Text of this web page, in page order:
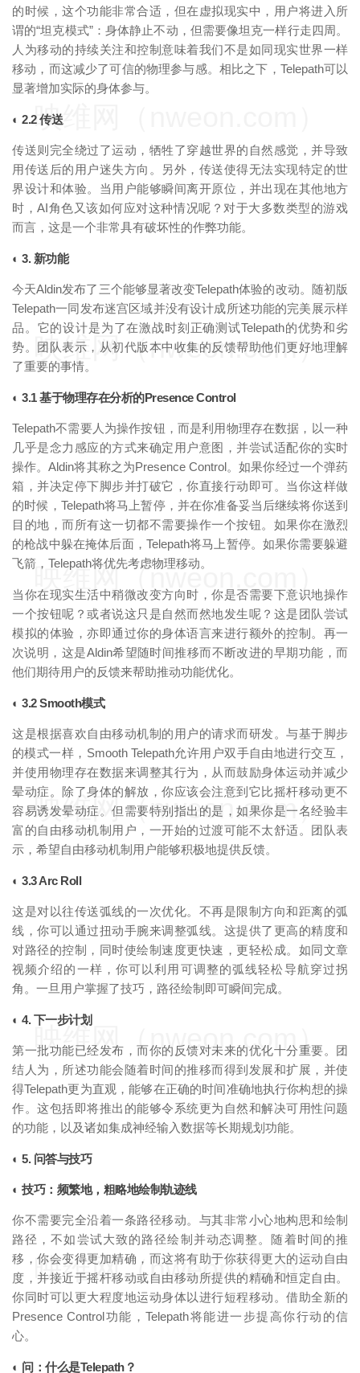
的时候，这个功能非常合适，但在虚拟现实中，用户将进入所
谓的“坦克模式”：身体静止不动，但需要像坦克一样行走四周。
人为移动的持续关注和控制意味着我们不是如同现实世界一样
移动，而这减少了可信的物理参与感。相比之下，Telepath可以
显著增加实际的身体参与。
◐ 2.2 传送
传送则完全绕过了运动，牺牲了穿越世界的自然感觉，并导致
用传送后的用户迷失方向。另外，传送使得无法实现特定的世
界设计和体验。当用户能够瞬间离开原位，并出现在其他地方
时，AI角色又该如何应对这种情况呢？对于大多数类型的游戏
而言，这是一个非常具有破坏性的作弊功能。
◐ 3. 新功能
今天Aldin发布了三个能够显著改变Telepath体验的改动。随初版
Telepath一同发布迷宫区域并没有设计成所述功能的完美展示样
品。它的设计是为了在激战时刻正确测试Telepath的优势和劣
势。团队表示，从初代版本中收集的反馈帮助他们更好地理解
了重要的事情。
◐ 3.1 基于物理存在分析的Presence Control
Telepath不需要人为操作按钮，而是利用物理存在数据，以一种
几乎是念力感应的方式来确定用户意图，并尝试适配你的实时
操作。Aldin将其称之为Presence Control。如果你经过一个弹药
箱，并决定停下脚步并打破它，你直接行动即可。当你这样做
的时候，Telepath将马上暂停，并在你准备妥当后继续将你送到
目的地，而所有这一切都不需要操作一个按钮。如果你在激烈
的枪战中躲在掩体后面，Telepath将马上暂停。如果你需要躲避
飞箭，Telepath将优先考虑物理移动。
当你在现实生活中稍微改变方向时，你是否需要下意识地操作
一个按钮呢？或者说这只是自然而然地发生呢？这是团队尝试
模拟的体验，亦即通过你的身体语言来进行额外的控制。再一
次说明，这是Aldin希望随时间推移而不断改进的早期功能，而
他们期待用户的反馈来帮助推动功能优化。
◐ 3.2 Smooth模式
这是根据喜欢自由移动机制的用户的请求而研发。与基于脚步
的模式一样，Smooth Telepath允许用户双手自由地进行交互，
并使用物理存在数据来调整其行为，从而鼓励身体运动并减少
晕动症。除了身体的解放，你应该会注意到它比摇杆移动更不
容易诱发晕动症。但需要特别指出的是，如果你是一名经验丰
富的自由移动机制用户，一开始的过渡可能不太舒适。团队表
示，希望自由移动机制用户能够积极地提供反馈。
◐ 3.3 Arc Roll
这是对以往传送弧线的一次优化。不再是限制方向和距离的弧
线，你可以通过扭动手腕来调整弧线。这提供了更高的精度和
对路径的控制，同时使绘制速度更快速，更轻松成。如同文章
视频介绍的一样，你可以利用可调整的弧线轻松导航穿过拐
角。一旦用户掌握了技巧，路径绘制即可瞬间完成。
◐ 4. 下一步计划
第一批功能已经发布，而你的反馈对未来的优化十分重要。团
结人为，所述功能会随着时间的推移而得到发展和扩展，并使
得Telepath更为直观，能够在正确的时间准确地执行你构想的操
作。这包括即将推出的能够令系统更为自然和解决可用性问题
的功能，以及诸如集成神经输入数据等长期规划功能。
◐ 5. 问答与技巧
◐ 技巧：频繁地，粗略地绘制轨迹线
你不需要完全沿着一条路径移动。与其非常小心地构思和绘制
路径，不如尝试大致的路径绘制并动态调整。随着时间的推
移，你会变得更加精确，而这将有助于你获得更大的运动自由
度，并接近于摇杆移动或自由移动所提供的精确和恒定自由。
你同时可以更大程度地运动身体以进行短程移动。借助全新的
Presence Control功能，Telepath将能进一步提高你行动的信
心。
◐ 问：什么是Telepath？
映维网（nweon.com）
映维网（nweon.com）
映维网（nweon.com）
映维网（nweon.com）
映维网（nweon.com）
映维网（nweon.com）